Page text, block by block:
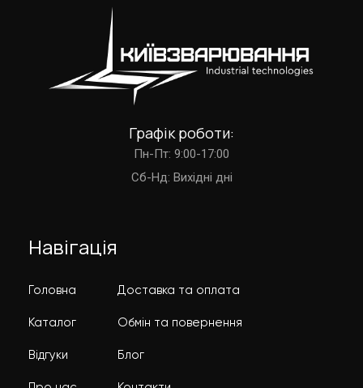
Графік роботи:
Пн-Пт: 9:00-17:00
Cб-Нд: Вихідні дні
Навігація
Головна
Каталог
Відгуки
Доставка та оплата
Обмін та повернення
Блог